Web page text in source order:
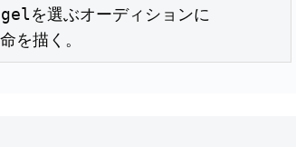
を選ぶオーディションに